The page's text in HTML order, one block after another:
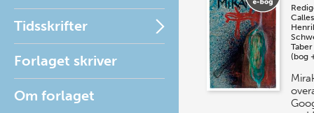
Tidsskrifter
Forlaget skriver
Om forlaget
Taber
(bog